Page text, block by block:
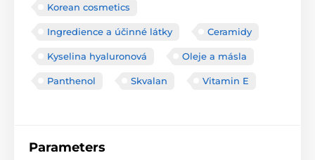
Korean cosmetics
Ingredience a účinné látky Ceramidy
Kyselina hyaluronová Oleje a másla
Panthenol Skvalan Vitamin E
Parameters